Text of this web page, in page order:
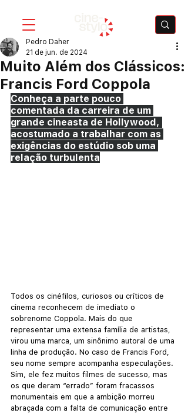
Muito Além dos Clássicos:
Francis Ford Coppola
Pedro Daher
21 de jun. de 2024
Conheça a parte pouco
comentada da carreira de um
grande cineasta de Hollywood,
acostumado a trabalhar com as
exigências do estúdio sob uma
relação turbulenta
Todos os cinéfilos, curiosos ou críticos de
cinema reconhecem de imediato o
sobrenome Coppola. Mais do que
representar uma extensa família de artistas,
virou uma marca, um sinônimo autoral de uma
linha de produção. No caso de Francis Ford,
seu nome sempre acompanha especulações.
Sim, ele fez muitos filmes de sucesso, mas
os que deram “errado” foram fracassos
monumentais em que a ambição morreu
abraçada com a falta de comunicação entre